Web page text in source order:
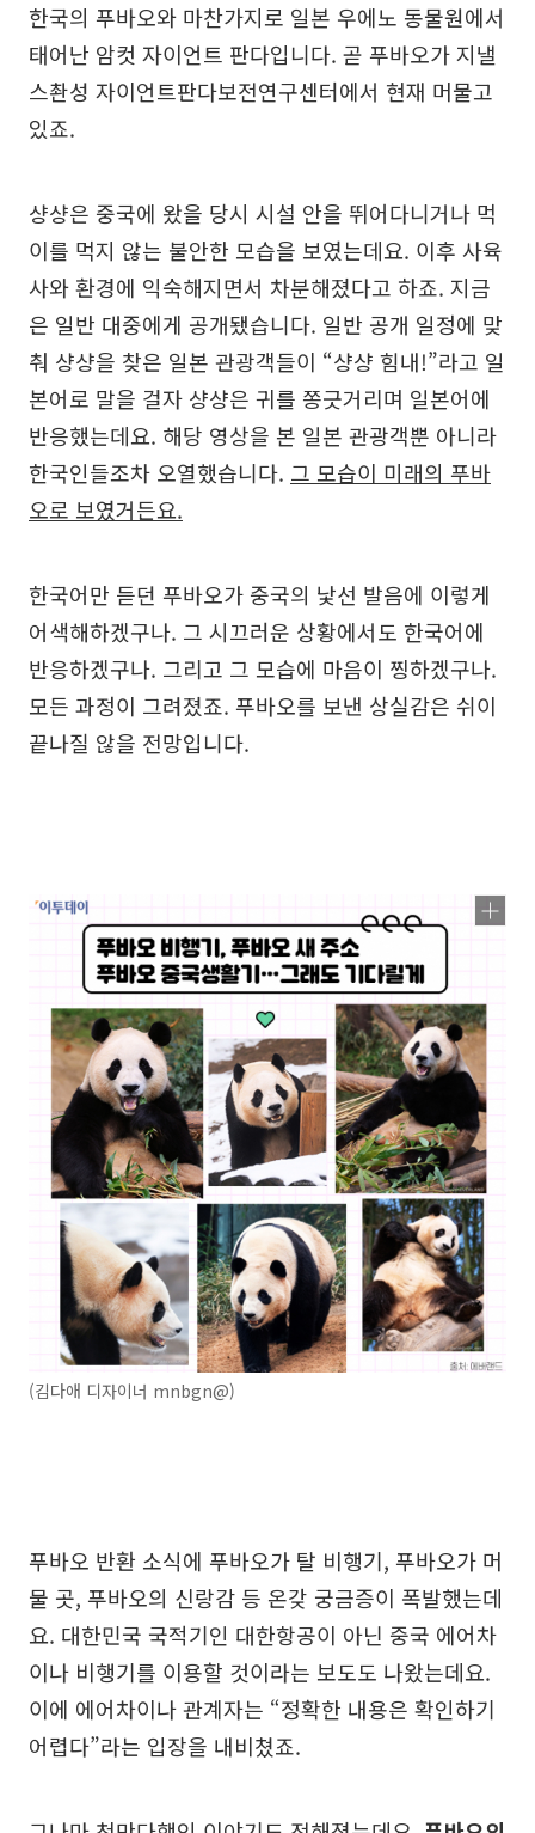
한국의 푸바오와 마찬가지로 일본 우에노 동물원에서
태어난 암컷 자이언트 판다입니다. 곧 푸바오가 지낼
스촨성 자이언트판다보전연구센터에서 현재 머물고
있죠.
샹샹은 중국에 왔을 당시 시설 안을 뛰어다니거나 먹
이를 먹지 않는 불안한 모습을 보였는데요. 이후 사육
사와 환경에 익숙해지면서 차분해졌다고 하죠. 지금
은 일반 대중에게 공개됐습니다. 일반 공개 일정에 맞
춰 샹샹을 찾은 일본 관광객들이 “샹샹 힘내!”라고 일
본어로 말을 걸자 샹샹은 귀를 쫑긋거리며 일본어에
반응했는데요. 해당 영상을 본 일본 관광객뿐 아니라
한국인들조차 오열했습니다. 그 모습이 미래의 푸바
오로 보였거든요.
한국어만 듣던 푸바오가 중국의 낯선 발음에 이렇게
어색해하겠구나. 그 시끄러운 상황에서도 한국어에
반응하겠구나. 그리고 그 모습에 마음이 찡하겠구나.
모든 과정이 그려졌죠. 푸바오를 보낸 상실감은 쉬이
끝나질 않을 전망입니다.
(김다애 디자이너 mnbgn@)
푸바오 반환 소식에 푸바오가 탈 비행기, 푸바오가 머
물 곳, 푸바오의 신랑감 등 온갖 궁금증이 폭발했는데
요. 대한민국 국적기인 대한항공이 아닌 중국 에어차
이나 비행기를 이용할 것이라는 보도도 나왔는데요.
이에 에어차이나 관계자는 “정확한 내용은 확인하기
어렵다”라는 입장을 내비쳤죠.